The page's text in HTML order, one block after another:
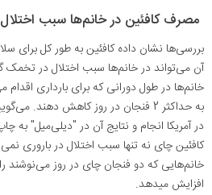
مصرف کافئین در خانم‌ها سبب
بررسی‌ها نشان داده کافئین به طور کل برای
آن می‌تواند در خانم‌ها سبب اختلال در
خانم‌ها در طول دورانی که برای بارداری
به حداکثر 2 فنجان در روز کاهش دهند.
در آمریکا انجام و نتایج آن در "دیلی‌میل"
کافئین چای نه تنها سبب اختلال در باروری
افزایش میدهد.